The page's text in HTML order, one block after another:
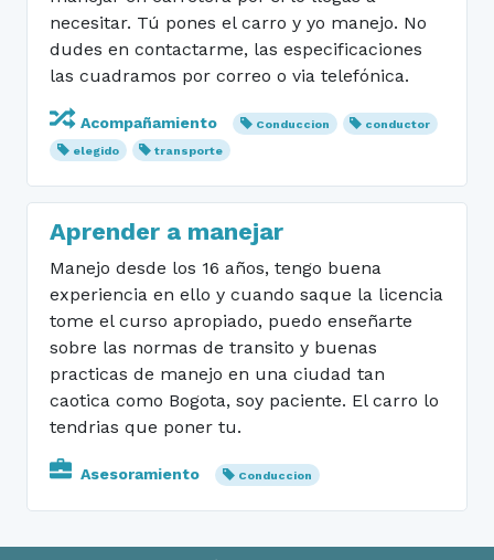
necesitar. Tú pones el carro y yo manejo. No
dudes en contactarme, las especificaciones
las cuadramos por correo o via telefónica.
Acompañamiento Conduccion
conductor
elegido
transporte
Aprender a manejar
Manejo desde los 16 años, tengo buena
experiencia en ello y cuando saque la licencia
tome el curso apropiado, puedo enseñarte
sobre las normas de transito y buenas
practicas de manejo en una ciudad tan
caotica como Bogota, soy paciente. El carro lo
tendrias que poner tu.
Asesoramiento Conduccion